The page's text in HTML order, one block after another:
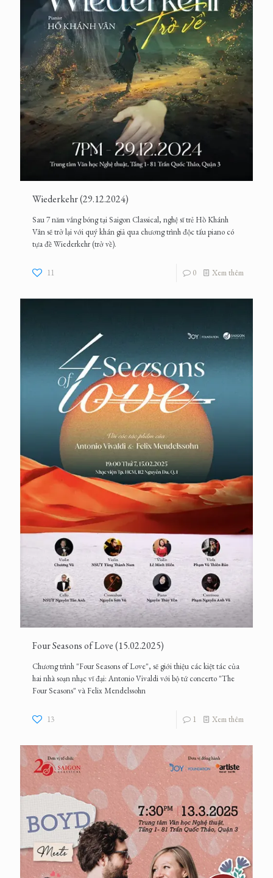
Wiederkehr (29.12.2024)
Sau 7 năm vắng bóng tại Saigon Classical, nghệ sĩ trẻ Hồ Khánh
Vân sẽ trở lại với quý khán giả qua chương trình độc tấu piano có
tựa đề Wiederkehr (trở về).
11 0 Xem thêm
Four Seasons of Love (15.02.2025)
Chương trình "Four Seasons of Love", sẽ giới thiệu các kiệt tác của
hai nhà soạn nhạc vĩ đại: Antonio Vivaldi với bộ tứ concerto "The
Four Seasons" và Felix Mendelssohn
13 1 Xem thêm